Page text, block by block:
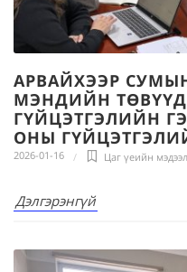
АРВАЙХЭЭР
МЭНДИЙН
ГҮЙЦЭТГЭЛИЙН
ОНЫ
2026-01-16 Цаг үеийн
Дэлгэрэнгүй